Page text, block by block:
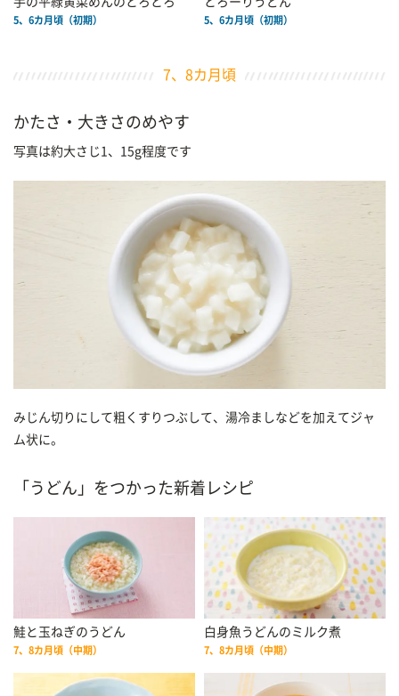
5、6カ月頃（初期） 5、6カ月頃（初期）
7、8カ月頃
かたさ・大きさのめやす
写真は約大さじ1、15g程度です
みじん切りにして粗くすりつぶして、湯冷ましなどを加えてジャ
ム状に。
「うどん」をつかった新着レシピ
鮭と玉ねぎのうどん
7、8カ月頃（中期）
白身魚うどんのミルク煮
7、8カ月頃（中期）